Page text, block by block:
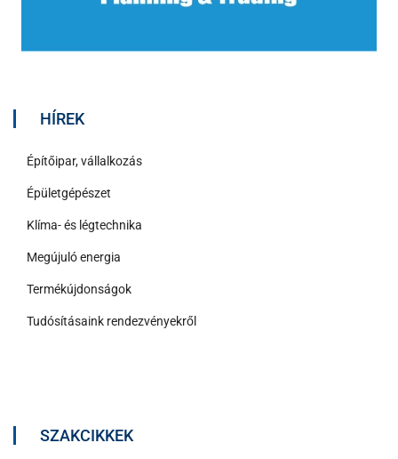
HÍREK
Építőipar, vállalkozás
Épületgépészet
Klíma- és légtechnika
Megújuló energia
Termékújdonságok
Tudósításaink rendezvényekről
SZAKCIKKEK